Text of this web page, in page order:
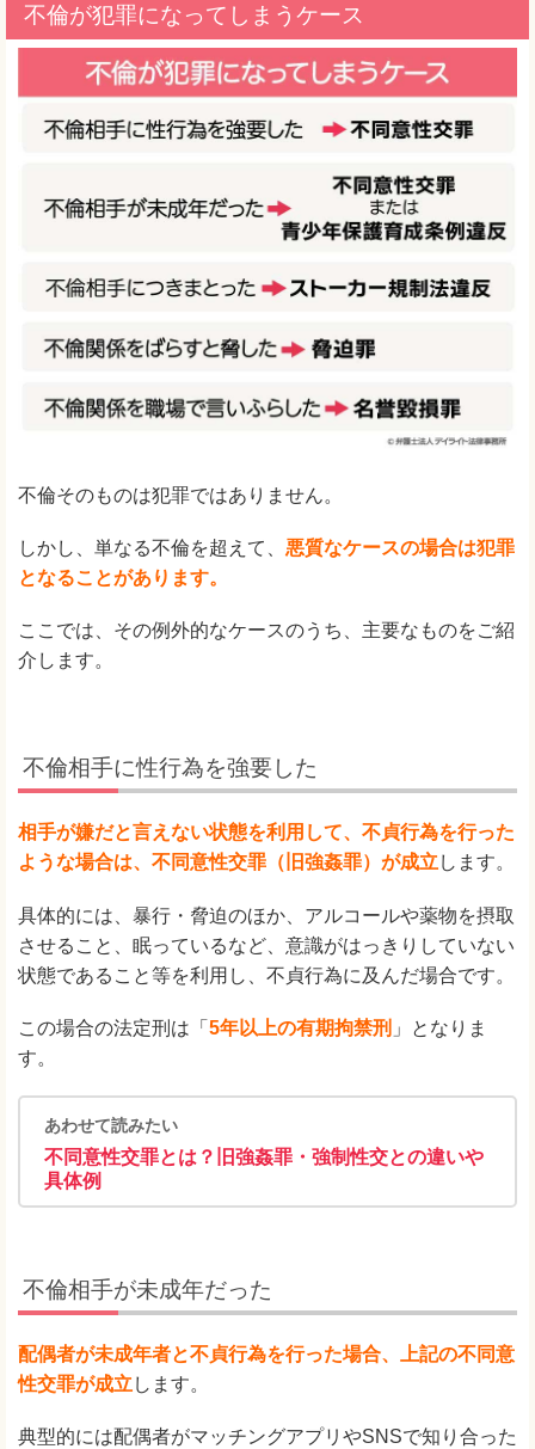
不倫が犯罪になってしまうケース
不倫そのものは犯罪ではありません。
しかし、単なる不倫を超えて、 悪質なケースの場合は犯罪
となることがあります。
ここでは、その例外的なケースのうち、主要なものをご紹
介します。
不倫相手に性行為を強要した
相手が嫌だと言えない状態を利用して、不貞行為を行った
ような場合は、不同意性交罪（旧強姦罪）が成立 します。
具体的には、暴行・脅迫のほか、アルコールや薬物を摂取
させること、眠っているなど、意識がはっきりしていない
状態であること等を利用し、不貞行為に及んだ場合です。
この場合の法定刑は「 5年以上の有期拘禁刑 」となりま
す。
あわせて読みたい
不同意性交罪とは？旧強姦罪・強制性交との違いや
具体例
不倫相手が未成年だった
配偶者が未成年者と不貞行為を行った場合、上記の不同意
性交罪が成立 します。
典型的には配偶者がマッチングアプリやSNSで知り合った